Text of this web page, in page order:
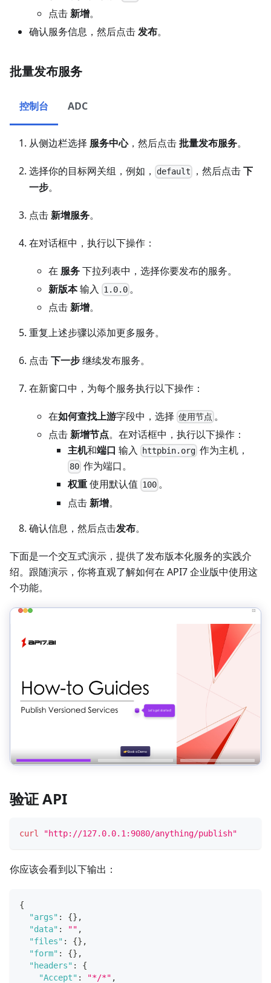
点击新增。
确认服务信息，然后点击发布。
批量发布服务
控制台 ADC
从侧边栏选择 服务中心，然后点击批量发布服务。
选择你的目标网关组，例如， default ，然后点击下
一步。
点击新增服务。
在对话框中，执行以下操作：
在 服务下拉列表中，选择你要发布的服务。
新版本输入 1.0.0 。
点击新增。
重复上述步骤以添加更多服务。
点击下一步继续发布服务。
在新窗口中，为每个服务执行以下操作：
在如何查找上游字段中，选择 使用节点 。
点击新增节点。在对话框中，执行以下操作：
主机和端口 输入 httpbin.org 作为主机，
80 作为端口。
权重使用默认值 100 。
点击新增。
确认信息，然后点击发布。
下面是一个交互式演示，提供了发布版本化服务的实践介
绍。跟随演示，你将直观了解如何在 API7 企业版中使用这
个功能。
验证 API
curl "http://127.0.0.1:9080/anything/publish"
你应该会看到以下输出：
{
"args" : {} ,
"data" : "" ,
"files" : {} ,
"form" : {} ,
"headers" :
{
"Accept" : "*/*" ,